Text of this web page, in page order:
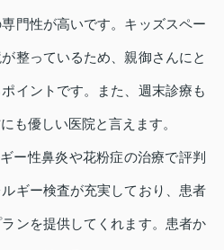
門性が高いです。キッズスペー
整っているため、親御さんにと
イントです。また、週末診療も
も優しい医院と言えます。
ー性鼻炎や花粉症の治療で評判
ギー検査が充実しており、患者
ンを提供してくれます。患者か